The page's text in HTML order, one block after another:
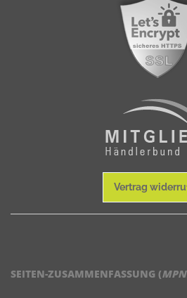
Vertrag
SEITEN-ZUSAMMENFASSUNG (